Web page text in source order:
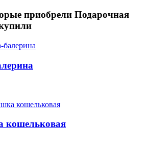
приобрели Подарочная
кошельковая